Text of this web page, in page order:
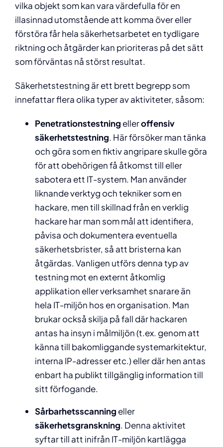
vilka objekt som kan vara värdefulla för en
illasinnad utomstående att komma över eller
förstöra får hela säkerhetsarbetet en tydligare
riktning och åtgärder kan prioriteras på det sätt
som förväntas nå störst resultat.
Säkerhetstestning är ett brett begrepp som
innefattar flera olika typer av aktiviteter, såsom:
Penetrationstestning elleroffensiv
säkerhetstestning. Här försöker man tänka
och göra som en fiktiv angripare skulle göra
för att obehörigen få åtkomst till eller
sabotera ett IT-system. Man använder
liknande verktyg och tekniker som en
hackare, men till skillnad från en verklig
hackare har man som mål att identifiera,
påvisa och dokumentera eventuella
säkerhetsbrister, så att bristerna kan
åtgärdas. Vanligen utförs denna typ av
testning mot en externt åtkomlig
applikation eller verksamhet snarare än
hela IT-miljön hos en organisation. Man
brukar också skilja på fall där hackaren
antas ha insyn i målmiljön (t.ex. genom att
känna till bakomliggande systemarkitektur,
interna IP-adresser etc.) eller där hen antas
enbart ha publikt tillgänglig information till
sitt förfogande.
Sårbarhetsscanning eller
säkerhetsgranskning. Denna aktivitet
syftar till att inifrån IT-miljön kartlägga